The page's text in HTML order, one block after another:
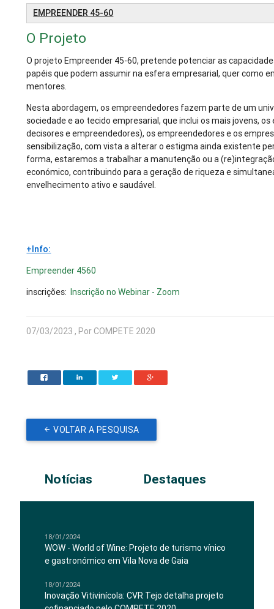
EMPREENDER 45-60
O Projeto
O projeto Empreender 45-60, pretende potenciar as
papéis que podem assumir na esfera empresarial, quer como
mentores.
Nesta abordagem, os empreendedores fazem parte de um
sociedade e ao tecido empresarial, que inclui os mais jovens,
decisores e empreendedores), os empreendedores e os
sensibilização, com vista a alterar o estigma ainda existente
forma, estaremos a trabalhar a manutenção ou a
económico, contribuindo para a geração de riqueza e
envelhecimento ativo e saudável.
+Info:
Empreender 4560
inscrições:Inscrição no Webinar - Zoom
07/03/2023 , Por COMPETE 2020
VOLTAR A PESQUISA
Notícias Destaques
18/01/2024
WOW - World of Wine: Projeto de turismo vínico
e gastronómico em Vila Nova de Gaia
18/01/2024
Inovação Vitivinícola: CVR Tejo detalha projeto